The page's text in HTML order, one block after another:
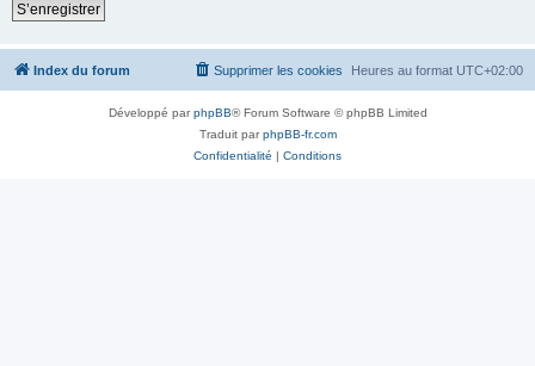
S’enregistrer
Index du forum Heures au format UTC+02:00
Supprimer les cookies
Développé parphpBB® Forum Software © phpBB Limited
Traduit parphpBB-fr.com
Confidentialité | Conditions